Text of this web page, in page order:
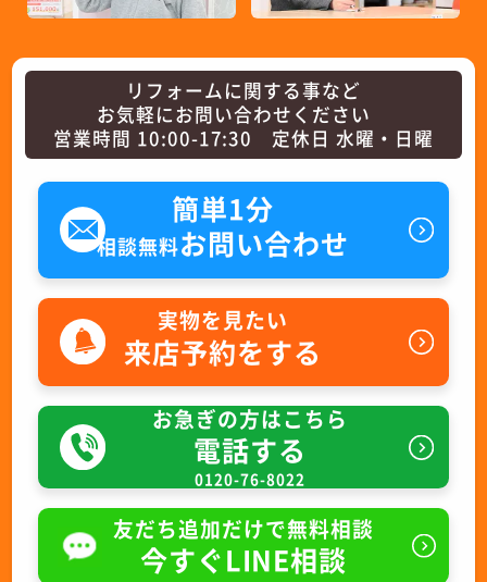
リフォームに関する事など
お気軽にお問い合わせください
営業時間 10:00-17:30 定休日 水曜・日曜
簡単1分
相談無料お問い合わせ
実物を見たい
来店予約をする
お急ぎの方はこちら
電話する
0120-76-8022
友だち追加だけで無料相談
今すぐLINE相談